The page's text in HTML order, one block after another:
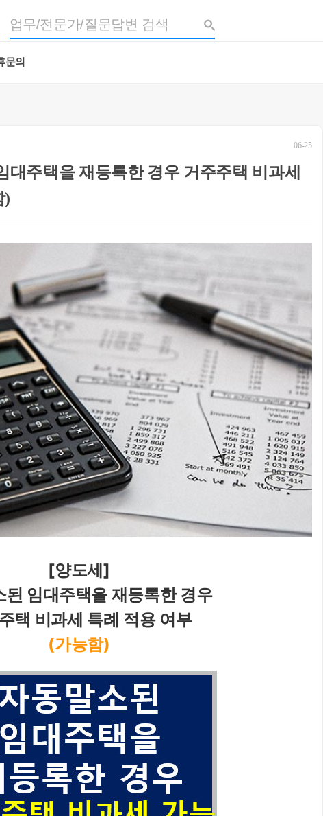
문의
06-25
대주택을 재등록한 경우 거주주택 비과세
)
[양도세]
된 임대주택을 재등록한 경우
택 비과세 특례 적용 여부
(가능함)